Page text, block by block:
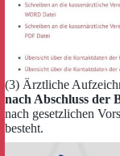
(3) Ärztliche
nach Abschluss der
nach gesetzlichen
besteht.